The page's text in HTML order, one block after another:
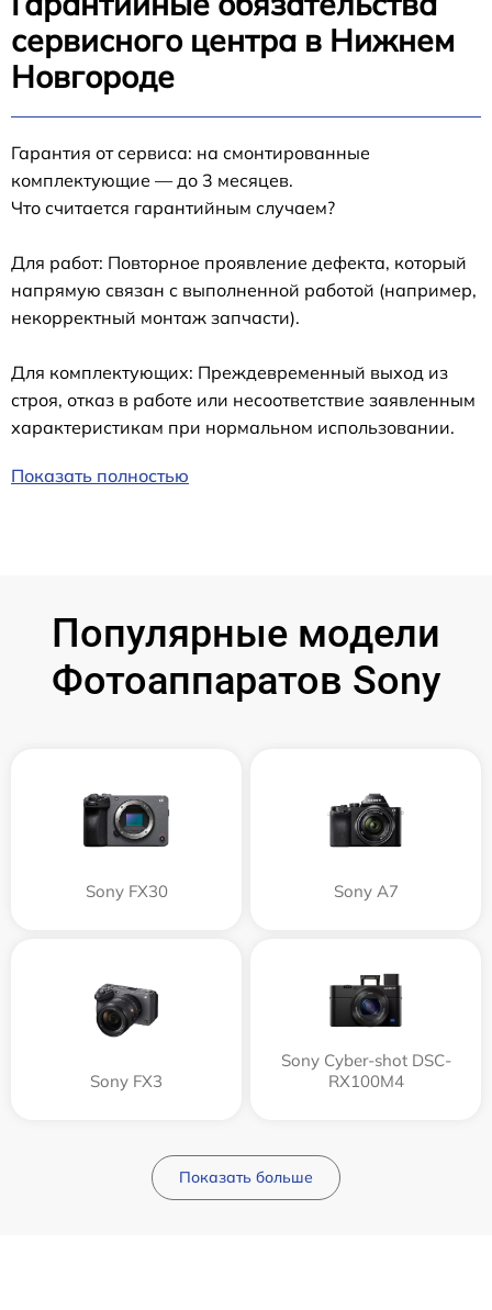
сервисного центра в Нижнем
Новгороде
Гарантия от сервиса: на смонтированные
комплектующие — до 3 месяцев.
Что считается гарантийным случаем?
Для работ: Повторное проявление дефекта, который
напрямую связан с выполненной работой (например,
некорректный монтаж запчасти).
Для комплектующих: Преждевременный выход из
строя, отказ в работе или несоответствие заявленным
характеристикам при нормальном использовании.
Показать полностью
Популярные модели
Фотоаппаратов Sony
Sony FX30 Sony A7
Sony FX3
Sony Cyber-shot DSC-
RX100M4
Показать больше